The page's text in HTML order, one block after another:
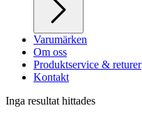
Varumärken
Om oss
Produktservice & returer
Kontakt
Inga resultat hittades